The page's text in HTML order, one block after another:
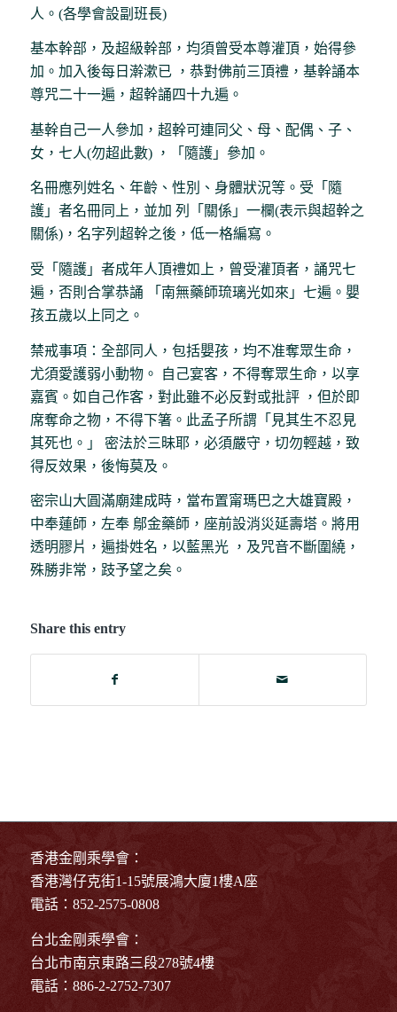
人。(各學會設副班長)
基本幹部，及超級幹部，均須曾受本尊灌頂，始得參
加。加入後每日澣漱已 ，恭對佛前三頂禮，基幹誦本
尊咒二十一遍，超幹誦四十九遍。
基幹自己一人參加，超幹可連同父、母、配偶、子、
女，七人(勿超此數) ，「隨護」參加。
名冊應列姓名、年齡、性別、身體狀況等。受「隨
護」者名冊同上，並加 列「關係」一欄(表示與超幹之
關係)，名字列超幹之後，低一格編寫。
受「隨護」者成年人頂禮如上，曾受灌頂者，誦咒七
遍，否則合掌恭誦 「南無藥師琉璃光如來」七遍。嬰
孩五歲以上同之。
禁戒事項：全部同人，包括嬰孩，均不准奪眾生命，
尤須愛護弱小動物。 自己宴客，不得奪眾生命，以享
嘉賓。如自己作客，對此雖不必反對或批評 ，但於即
席奪命之物，不得下箸。此孟子所謂「見其生不忍見
其死也。」 密法於三昧耶，必須嚴守，切勿輕越，致
得反效果，後悔莫及。
密宗山大圓滿廟建成時，當布置甯瑪巴之大雄寶殿，
中奉蓮師，左奉 鄔金藥師，座前設消災延壽塔。將用
透明膠片，遍掛姓名，以藍黑光 ，及咒音不斷圍繞，
殊勝非常，跂予望之矣。
Share this entry
香港金剛乘學會：
香港灣仔克街1-15號展鴻大廈1樓A座
電話：852-2575-0808
台北金剛乘學會：
台北市南京東路三段278號4樓
電話：886-2-2752-7307